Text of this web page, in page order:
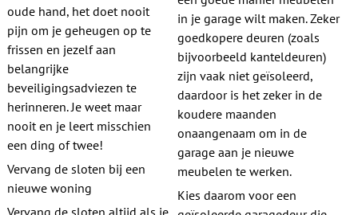
oude hand, het doet nooit
pijn om je geheugen op te
frissen en jezelf aan
belangrijke
beveiligingsadviezen te
herinneren. Je weet maar
nooit en je leert misschien
een ding of twee!
Vervang de sloten bij een
nieuwe woning
Vervang de sloten altijd als je
in je garage wilt maken. Zeker
goedkopere deuren (zoals
bijvoorbeeld kanteldeuren)
zijn vaak niet geïsoleerd,
daardoor is het zeker in de
koudere maanden
onaangenaam om in de
garage aan je nieuwe
meubelen te werken.
Kies daarom voor een